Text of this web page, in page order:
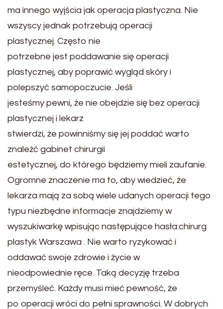
ma innego wyjścia jak operacja plastyczna. Nie
wszyscy jednak potrzebują operacji
plastycznej. Często nie
potrzebne jest poddawanie się operacji
plastycznej, aby poprawić wygląd skóry i
polepszyć samopoczucie. Jeśli
jesteśmy pewni, że nie obejdzie się bez operacji
plastycznej i lekarz
stwierdzi, że powinniśmy się jej poddać warto
znaleźć gabinet chirurgii
estetycznej, do którego będziemy mieli zaufanie.
Ogromne znaczenie ma to, aby wiedzieć, że
lekarza mają za sobą wiele udanych operacji tego
typu niezbędne informacje znajdziemy w
wyszukiwarkę wpisując następujące hasła:chirurg
plastyk Warszawa . Nie warto ryzykować i
oddawać swoje zdrowie i życie w
nieodpowiednie ręce. Taką decyzję trzeba
przemyśleć. Każdy musi mieć pewność, że
po operacji wróci do pełni sprawności. W dobrych